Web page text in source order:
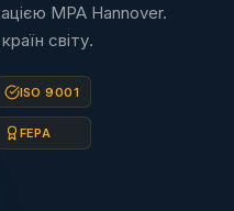
MPA Hannover.
світу.
ISO 9001
FEPA